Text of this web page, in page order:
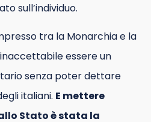
sull’individuo.
tra la Monarchia e la
essere un
senza poter dettare
italiani. E mettere
Stato è stata la